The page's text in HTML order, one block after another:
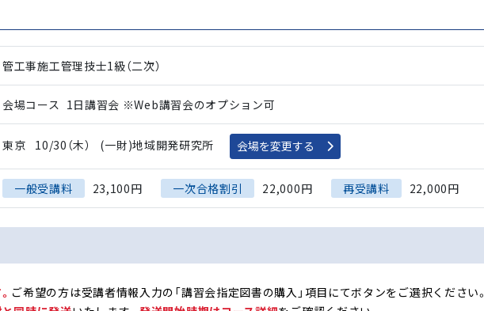
管工事施工管理技士1級（二次）
会場コース 1日講習会 ※Web講習会のオプション可
東京 10/30（木） (一財)地域開発研究所 会場を変更する
一般受講料 23,100円 一次合格割引 22,000円 再受講料 22,000円
ご希望の方は受講者情報入力の「講習会指定図書の購入」項目にてボタンをご選択ください。